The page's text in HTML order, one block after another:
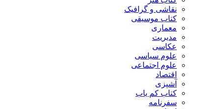
نقاشی و گرافیک
کتاب موسیقی
معماری
مدیریت
عکاسی
علوم سیاسی
علوم اجتماعی
اقتصاد
آشپزی
کتاب کم یاب
سفرنامه